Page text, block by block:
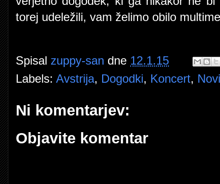
torej udeležili, vam želimo obilo
Spisal zuppy-san dne 12.1.15
Labels: Avstrija, Dogodki, Koncert,
Ni komentarjev:
Objavite komentar